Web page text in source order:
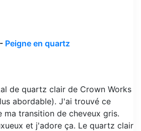
- Peigne en quartz
de quartz clair de Crown Works
abordable). J'ai trouvé ce
ma transition de cheveux gris.
et j'adore ça. Le quartz clair